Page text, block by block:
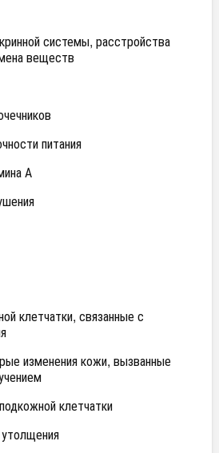
системы, расстройства
веществ
питания
А
клетчатки, связанные с
изменения кожи, вызванные
клетчатки